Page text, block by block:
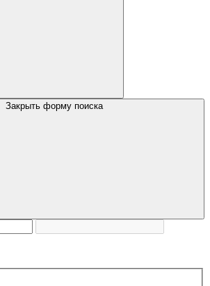
Закрыть форму поиска